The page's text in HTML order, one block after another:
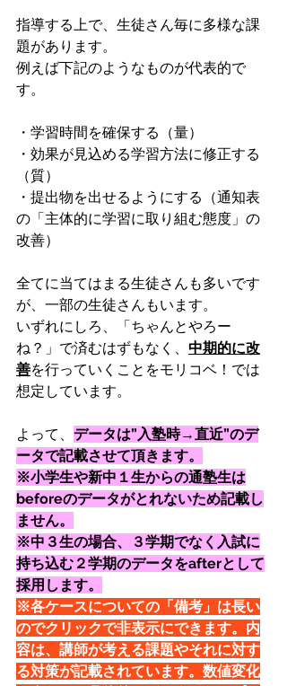
指導する上で、生徒さん毎に多様な課
題があります。
例えば下記のようなものが代表的で
す。
・学習時間を確保する（量）
・効果が見込める学習方法に修正する
（質）
・提出物を出せるようにする（通知表
の「主体的に学習に取り組む態度」の
改善）
全てに当てはまる生徒さんも多いです
が、一部の生徒さんもいます。
いずれにしろ、「ちゃんとやろー
ね？」で済むはずもなく、 中期的に改
善を行っていくことをモリコベ！では
想定しています。
よって、 データは”入塾時→直近”のデ
ータで記載させて頂きます。
※小学生や新中１生からの通塾生は
beforeのデータがとれないため記載し
ません。
※中３生の場合、３学期でなく入試に
持ち込む２学期のデータをafterとして
採用します。
※各ケースについての「備考」は長い
のでクリックで非表示にできます。内
容は、講師が考える課題やそれに対す
る対策が記載されています。数値変化